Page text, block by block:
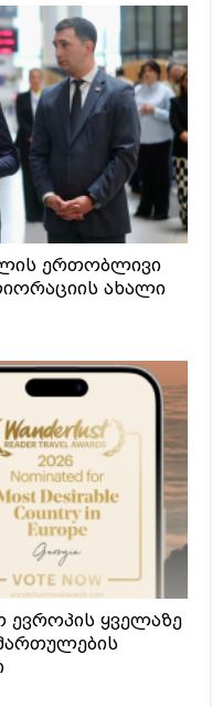
ერთობლივი
ახალი
ევროპის ყველაზე